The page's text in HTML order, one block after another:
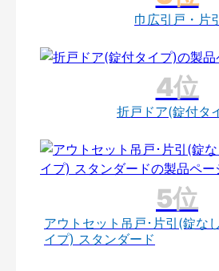
巾広引戸・片
折戸ドア(錠付タ
アウトセット吊戸･片引(錠な
イプ) スタンダード